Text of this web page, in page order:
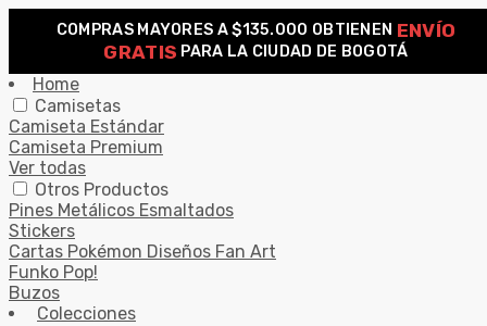
COMPRAS MAYORES A $135.000 OBTIENEN ENVÍO
GRATIS PARA LA CIUDAD DE BOGOTÁ
SEARCH
Home
Camisetas
Camiseta Estándar
Camiseta Premium
Ver todas
Otros Productos
Pines Metálicos Esmaltados
Stickers
Cartas Pokémon Diseños Fan Art
Funko Pop!
Buzos
Colecciones